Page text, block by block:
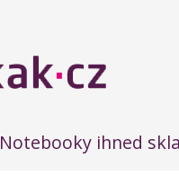
Notebooky ihned